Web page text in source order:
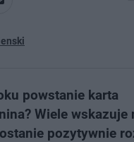
powstanie karta
Wiele wskazuje
pozytywnie